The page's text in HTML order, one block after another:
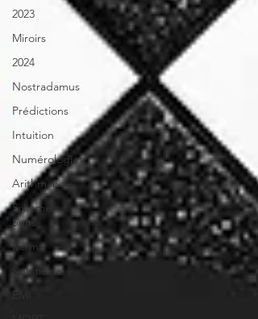
2023
Miroirs
2024
Nostradamus
Prédictions
Intuition
Numérologie
Arithmancie
Sixième
Sens
Karma
Spiritisme
EMI